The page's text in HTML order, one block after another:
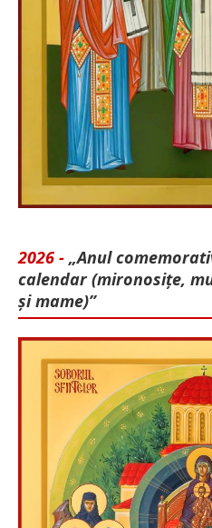
2026 - „Anul
calendar (mironosițe,
și mame)”